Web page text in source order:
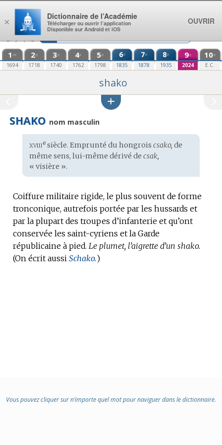
Aller au contenu
1 re
1694
2e
1718
3e
1740
4e
1762
5e
1798
6e
1835
7e
1878
8e
1935
9e
2024
10e
E.C.
shako
SHAKO nom masculin
Étymologie
:
xviiiesiècle. Emprunté du hongrois csako, de
même sens, lui-même dérivé de csak,
« visière ».
Coiffure militaire rigide, le plus souvent de forme
tronconique, autrefois portée par les hussards et
par la plupart des troupes d’infanterie et qu’ont
conservée les saint-cyriens et la Garde
républicaine à pied. Le plumet, l’aigrette d’un shako.
(On écrit aussi Schako.)
Vous pouvez cliquer sur n’importe quel mot pour naviguer dans le dictionnaire.
×
Dictionnaire de l’Académie
Télécharger ou ouvrir l’application
Disponible sur Android et iOS
OUVRIR